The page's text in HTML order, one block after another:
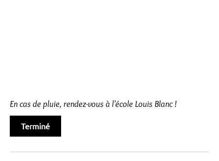
En cas de pluie, rendez-vous à l'école Louis Blanc !